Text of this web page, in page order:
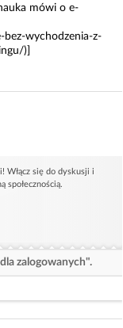
mówi o e-
wychodzenia-z-
)]
Włącz się do dyskusji i
społecznością.
zalogowanych".